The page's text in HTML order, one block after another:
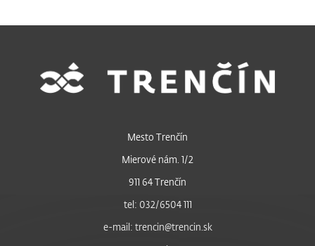
Mesto Trenčín
Mierové nám. 1/2
911 64 Trenčín
tel: 032/6504 111
e-mail: trencin@trencin.sk